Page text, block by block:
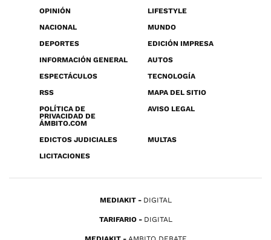
OPINIÓN
LIFESTYLE
NACIONAL
MUNDO
DEPORTES
EDICIÓN IMPRESA
INFORMACIÓN GENERAL
AUTOS
ESPECTÁCULOS
TECNOLOGÍA
RSS
MAPA DEL SITIO
POLÍTICA DE
PRIVACIDAD DE
ÁMBITO.COM
AVISO LEGAL
EDICTOS JUDICIALES
MULTAS
LICITACIONES
MEDIAKIT DIGITAL
TARIFARIO DIGITAL